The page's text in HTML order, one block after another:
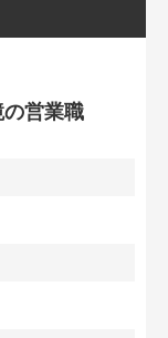
の営業職